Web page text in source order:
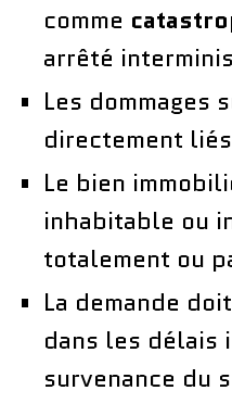
comme
arrêté
Les dommages
directement
Le bien
inhabitable ou
totalement ou
La demande
dans les délais
survenance du